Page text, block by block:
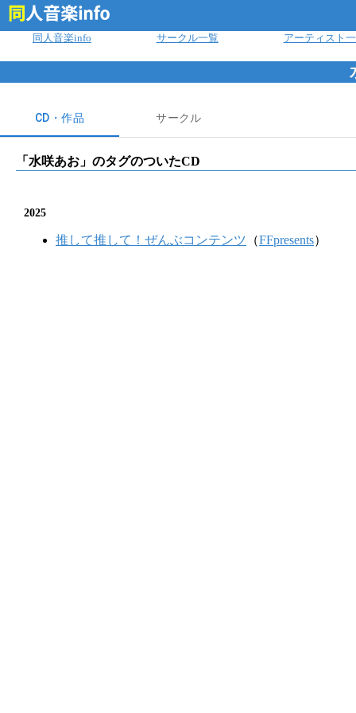
同人音楽info サークル一覧 アーティスト
CD・作品 サークル
「 水咲あお 」のタグのついたCD
2025
推して推して！ぜんぶコンテンツ （FFpresents）